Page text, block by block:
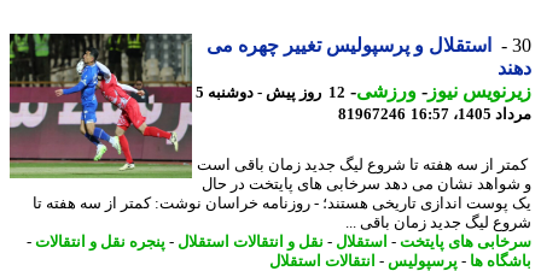
استقلال و پرسپولیس تغییر چهره می
نیوز-ورزشی-
12 روز پیش - دوشنبه 5
16:57
81967246
از سه هفته تا شروع لیگ جدید زمان باقی است
نشان می دهد سرخابی های پایتخت در حال
اندازی تاریخی هستند؛ - روزنامه خراسان نوشت: کمتر از سه هفته تا
لیگ جدید زمان باقی ...
های پایتخت-استقلال-نقل و انتقالات استقلال-پنجره نقل و انتقالات-
ها- پرسپولیس-انتقالات استقلال